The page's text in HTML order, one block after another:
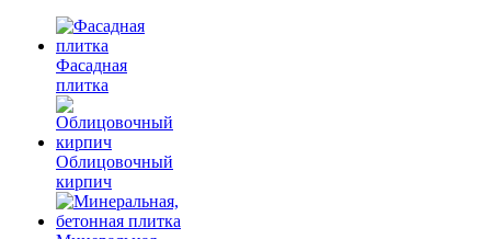
Фасадная
плитка
Облицовочный
кирпич